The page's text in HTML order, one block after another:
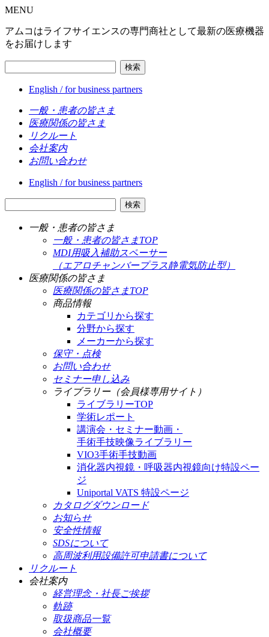
MENU
アムコはライフサイエンスの専門商社として最新の医療機器
をお届けします
検索
English / for business partners
一般・患者の皆さま
医療関係の皆さま
リクルート
会社案内
お問い合わせ
English / for business partners
検索
一般・患者の皆さま
一般・患者の皆さまTOP
MDI用吸入補助スペーサー
（エアロチャンバープラス静電気防止型）
医療関係の皆さま
医療関係の皆さまTOP
商品情報
カテゴリから探す
分野から探す
メーカーから探す
保守・点検
お問い合わせ
セミナー申し込み
ライブラリー（会員様専用サイト）
ライブラリーTOP
学術レポート
講演会・セミナー動画・
手術手技映像ライブラリー
VIO3手術手技動画
消化器内視鏡・呼吸器内視鏡向け特設ペー
ジ
Uniportal VATS 特設ページ
カタログダウンロード
お知らせ
安全性情報
SDSについて
高周波利用設備許可申請書について
リクルート
会社案内
経営理念・社長ご挨拶
軌跡
取扱商品一覧
会社概要